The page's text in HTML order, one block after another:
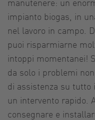
impianto biogas, in
nel lavoro in campo.
puoi risparmiarne
intoppi momentanei!
da solo i problemi
di assistenza su tutto
un intervento rapido.
consegnare e